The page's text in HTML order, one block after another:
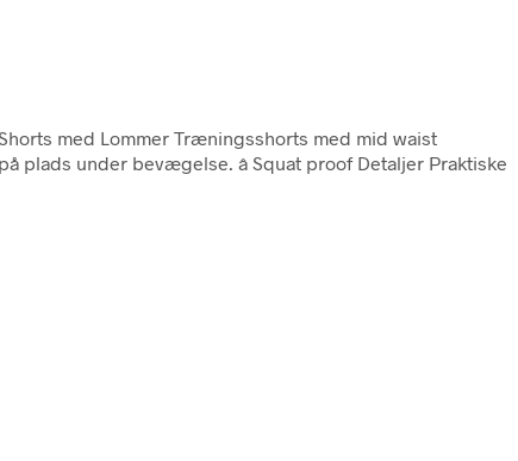
Shorts med Lommer Træningsshorts med mid waist
under bevægelse. â Squat proof Detaljer Praktiske